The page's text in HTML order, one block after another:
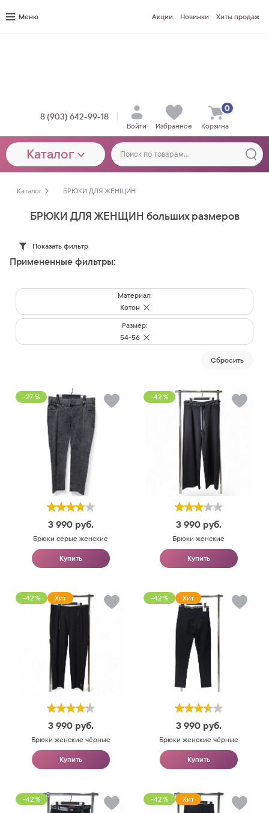
Меню Акции Новинки Хиты продаж
8 (903) 642-99-18
Войти Избранное Корзина
0
Каталог
Каталог БРЮКИ ДЛЯ ЖЕНЩИН
БРЮКИ ДЛЯ ЖЕНЩИН больших размеров
Показать фильтр
Примененные фильтры:
Материал:
Котон
Размер:
54-56
Cбросить
-27 %
3 990 руб.
Брюки серые женские
Купить
-42 %
3 990 руб.
Брюки женские
Купить
-42 % Хит
3 990 руб.
Брюки женские чёрные
Купить
-42 % Хит
3 990 руб.
Брюки женские чёрные
Купить
-42 % -42 % Хит